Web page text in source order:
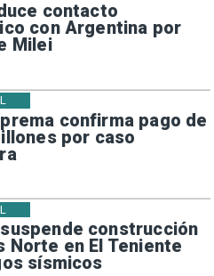
contacto
con Argentina por
Milei
confirma pago de
por caso
construcción
Norte en El Teniente
sísmicos